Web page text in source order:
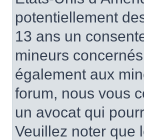
potentiellement
13 ans un
mineurs
également aux
forum, nous vous
un avocat qui
Veuillez noter que